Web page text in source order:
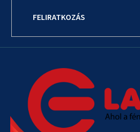
FELIRATKOZÁS